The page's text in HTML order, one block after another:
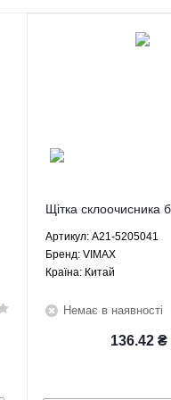
Щітка склоочисника
Артикул: A21-5205041
Брeнд: VIMAX
Країна: Китай
Немає в наявності
136.42 ₴